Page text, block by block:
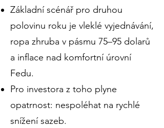
Základní scénář pro druhou
polovinu roku je vleklé vyjednávání,
ropa zhruba v pásmu 75–95 dolarů
a inflace nad komfortní úrovní
Fedu.
Pro investora z toho plyne
opatrnost: nespoléhat na rychlé
snížení sazeb.